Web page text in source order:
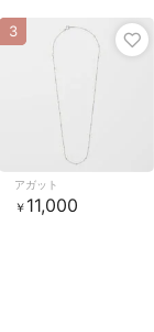
アガット
￥ 11,000
3